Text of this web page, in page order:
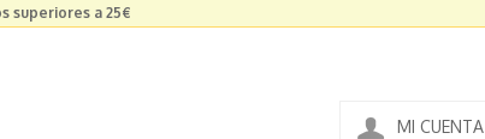
superiores a 25€
MI CUENTA